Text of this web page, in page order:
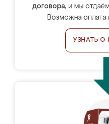
договора, и мы
Возможна оплата
УЗНАТЬ О